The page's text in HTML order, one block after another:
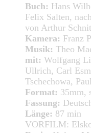
Buch: Hans
Felix Salten,
von Arthur
Kamera: Franz
Musik: Theo
mit: Wolfgang
Ullrich, Carl
Tschechowa,
Format: 35mm,
Fassung:
Länge: 87 min
VORFILM: